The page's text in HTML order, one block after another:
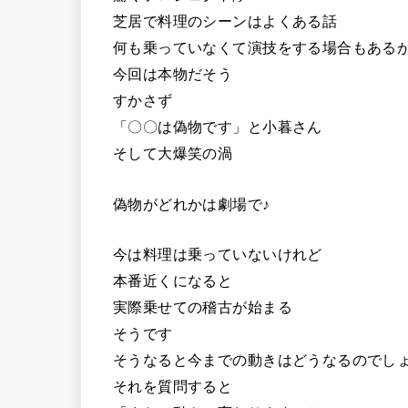
芝居で料理のシーンはよくある話
何も乗っていなくて演技をする場合もある
今回は本物だそう
すかさず
「〇〇は偽物です」と小暮さん
そして大爆笑の渦
偽物がどれかは劇場で♪
今は料理は乗っていないけれど
本番近くになると
実際乗せての稽古が始まる
そうです
そうなると今までの動きはどうなるのでし
それを質問すると